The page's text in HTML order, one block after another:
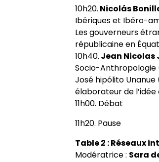
10h20. Nicolás
Ibériques et Ibéro-
Les gouverneurs
républicaine en
10h40. Jean Nicolas
Socio-Anthropologie
José hipólito Unanue
élaborateur de l’idée
11h00. Débat
11h20. Pause
Table 2 : Réseaux
Modératrice : Sara